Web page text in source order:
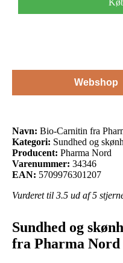
Webshop
Navn: Bio-Carnitin fra
Kategori: Sundhed og
Producent: Pharma Nord
Varenummer: 34346
EAN: 5709976301207
Vurderet til 3.5 ud af 5
Sundhed og
fra Pharma Nord